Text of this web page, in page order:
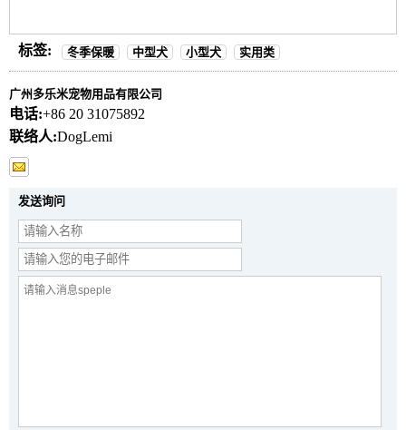
标签: 冬季保暖 中型犬 小型犬 实用类
广州多乐米宠物用品有限公司
电话:+86 20 31075892
联络人:DogLemi
发送询问